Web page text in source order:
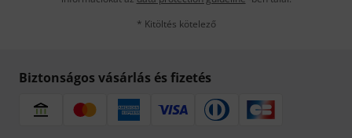
* Kitöltés kötelező
Biztonságos vásárlás és fizetés